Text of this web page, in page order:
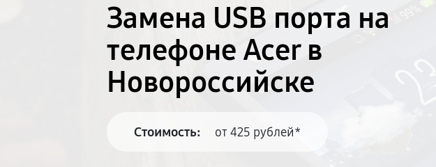
Замена USB порта на
телефоне Acer в
Новороссийске
Стоимость: от 425 рублей*